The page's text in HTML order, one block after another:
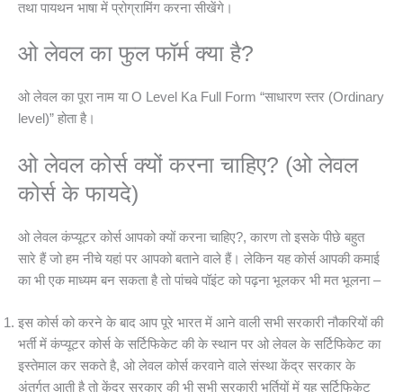
तथा पायथन भाषा में प्रोग्रामिंग करना सीखेंगे।
ओ लेवल का फुल फॉर्म क्या है?
ओ लेवल का पूरा नाम या O Level Ka Full Form “साधारण स्तर (Ordinary
level)” होता है।
ओ लेवल कोर्स क्यों करना चाहिए? (ओ लेवल
कोर्स के फायदे)
ओ लेवल कंप्यूटर कोर्स आपको क्यों करना चाहिए?, कारण तो इसके पीछे बहुत
सारे हैं जो हम नीचे यहां पर आपको बताने वाले हैं। लेकिन यह कोर्स आपकी कमाई
का भी एक माध्यम बन सकता है तो पांचवे पॉइंट को पढ़ना भूलकर भी मत भूलना –
इस कोर्स को करने के बाद आप पूरे भारत में आने वाली सभी सरकारी नौकरियों की
भर्ती में कंप्यूटर कोर्स के सर्टिफिकेट की के स्थान पर ओ लेवल के सर्टिफिकेट का
इस्तेमाल कर सकते है, ओ लेवल कोर्स करवाने वाले संस्था केंद्र सरकार के
अंतर्गत आती है तो केंद्र सरकार की भी सभी सरकारी भर्तियों में यह सर्टिफिकेट